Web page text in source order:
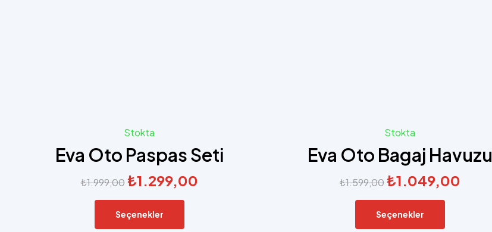
Stokta
Eva Oto Paspas Seti
₺1.999,00 ₺1.299,00
Seçenekler
Stokta
Eva Oto Bagaj Havuzu
₺1.599,00 ₺1.049,00
Seçenekler